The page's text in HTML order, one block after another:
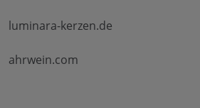
luminara-kerzen.de
ahrwein.com